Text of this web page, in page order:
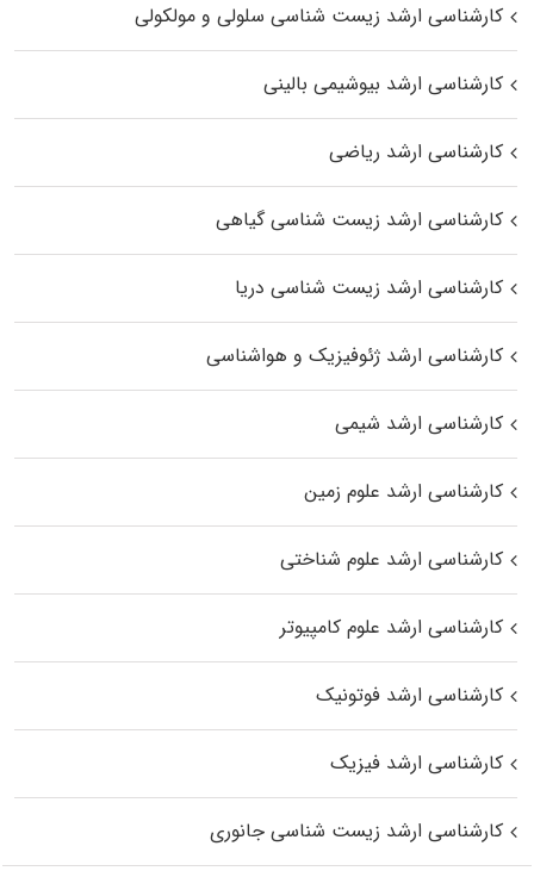
کارشناسی ارشد زیست شناسی سلولی و مولکولی
کارشناسی ارشد بیوشیمی بالینی
کارشناسی ارشد ریاضی
کارشناسی ارشد زیست‌ شناسی گیاهی
کارشناسی ارشد زیست‌ شناسی دریا
کارشناسی ارشد ژئوفیزیک و هواشناسی
کارشناسی ارشد شیمی
کارشناسی ارشد علوم زمین
کارشناسی ارشد علوم شناختی
کارشناسی ارشد علوم کامپیوتر
کارشناسی ارشد فوتونیک
کارشناسی ارشد فیزیک
کارشناسی ارشد زیست‌ شناسی جانوری